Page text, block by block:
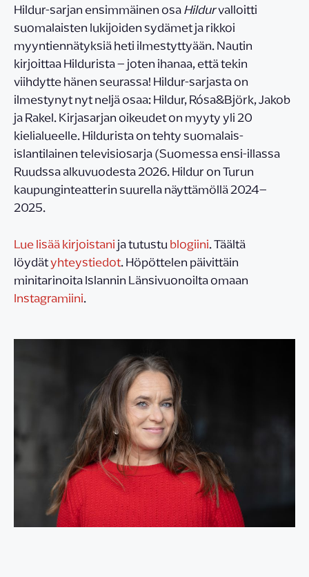
Hildur-sarjan ensimmäinen osaHildurvalloitti
suomalaisten lukijoiden sydämet ja rikkoi
myyntiennätyksiä heti ilmestyttyään. Nautin
kirjoittaa Hildurista – joten ihanaa, että tekin
viihdytte hänen seurassa! Hildur-sarjasta on
ilmestynyt nyt neljä osaa: Hildur, Rósa&Björk, Jakob
ja Rakel. Kirjasarjan oikeudet on myyty yli 20
kielialueelle. Hildurista on tehty suomalais-
islantilainen televisiosarja (Suomessa ensi-illassa
Ruudssa alkuvuodesta 2026. Hildur on Turun
kaupunginteatterin suurella näyttämöllä 2024–
2025.
Lue lisää kirjoistanija tutustublogiini. Täältä
löydätyhteystiedot. Höpöttelen päivittäin
minitarinoita Islannin Länsivuonoilta omaan
Instagramiini.